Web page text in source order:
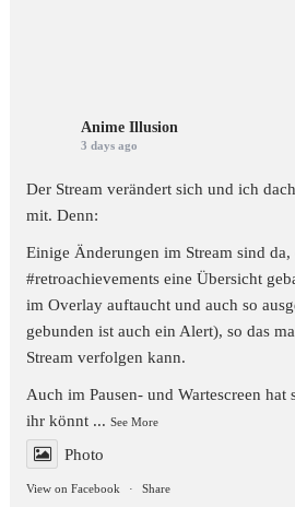
Anime Illusion
3 days ago
Der Stream verändert sich und ich
mit. Denn:
Einige Änderungen im Stream sind
#retroachievements eine Übersicht
im Overlay auftaucht und auch so
gebunden ist auch ein Alert), so das
Stream verfolgen kann.
Auch im Pausen- und Wartescreen hat
ihr könnt ...See More
Photo
View on Facebook · Share